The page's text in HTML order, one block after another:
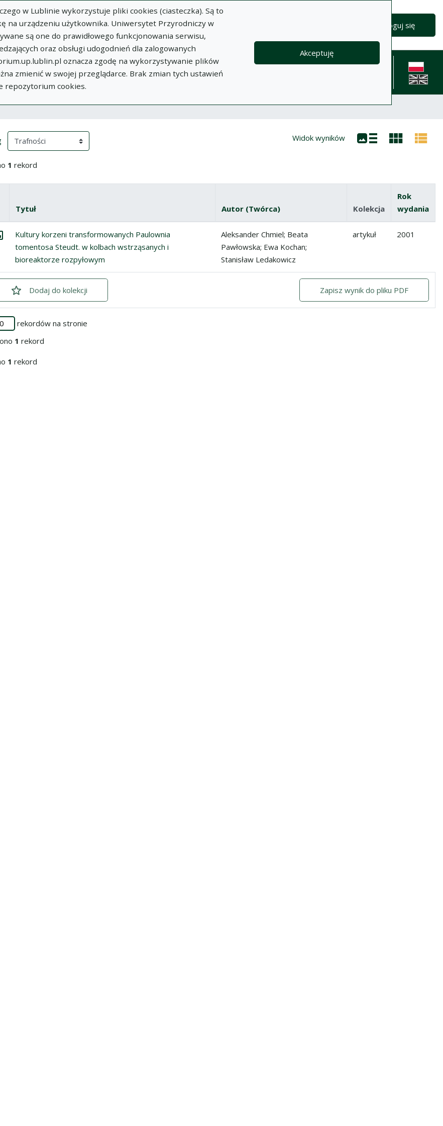
w Lublinie wykorzystuje pliki cookies (ciasteczka). Są to
na urządzeniu użytkownika. Uniwersytet Przyrodniczy w
są one do prawidłowego funkcjonowania serwisu,
oraz obsługi udogodnień dla zalogowanych
oznacza zgodę na wykorzystywanie plików
zmienić w swojej przeglądarce. Brak zmian tych ustawień
repozytorium cookies.
Akceptuję
Zaloguj się
Dodaj
publikację
O
Repozytorium
Dokumenty Informacje Pomoc
Polityka
Kontakt
English
treści)
wyszukiwania
(automatyczne przeładowanie treści) Widok wyników
1 rekord
wszystkie pozycje
Tytuł Autor (Twórca) Kolekcja
Rok
wydania
Kultury korzeni transformowanych Paulownia tomentosa Steudt. w kolbach wstrząsanych i bioreaktorze rozpyłowym
do zbioru
Kultury korzeni transformowanych Paulownia
tomentosa Steudt. w kolbach wstrząsanych i
bioreaktorze rozpyłowym
Aleksander Chmiel; Beata
Pawłowska; Ewa Kochan;
Stanisław Ledakowicz
artykuł 2001
Dodajzaznaczone
do kolekcji Zapisz wynik do pliku PDF
rekordów na stronie
1 rekord
1 rekord